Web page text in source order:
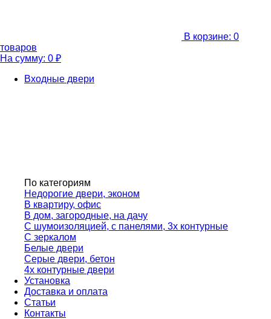
В корзине: 0
товаров
На сумму: 0 ₽
Входные двери
По категориям
Недорогие двери, эконом
В квартиру, офис
В дом, загородные, на дачу
С шумоизоляцией, с панелями, 3х контурные
С зеркалом
Белые двери
Серые двери, бетон
4х контурные двери
Установка
Доставка и оплата
Статьи
Контакты